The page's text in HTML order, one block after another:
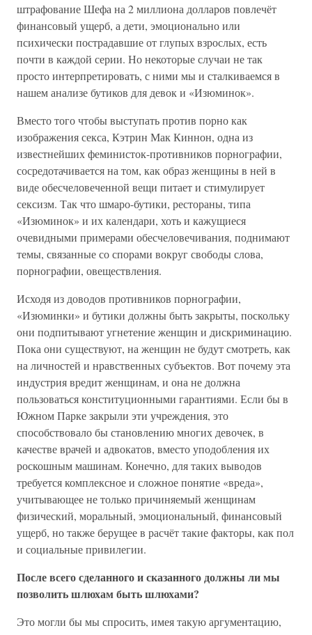
штрафование Шефа на 2 миллиона долларов повлечёт
финансовый ущерб, а дети, эмоционально или
психически пострадавшие от глупых взрослых, есть
почти в каждой серии. Но некоторые случаи не так
просто интерпретировать, с ними мы и сталкиваемся в
нашем анализе бутиков для девок и «Изюминок».
Вместо того чтобы выступать против порно как
изображения секса, Кэтрин Мак Киннон, одна из
известнейших феминисток-противников порнографии,
сосредотачивается на том, как образ женщины в ней в
виде обесчеловеченной вещи питает и стимулирует
сексизм. Так что шмаро-бутики, рестораны, типа
«Изюминок» и их календари, хоть и кажущиеся
очевидными примерами обесчеловечивания, поднимают
темы, связанные со спорами вокруг свободы слова,
порнографии, овеществления.
Исходя из доводов противников порнографии,
«Изюминки» и бутики должны быть закрыты, поскольку
они подпитывают угнетение женщин и дискриминацию.
Пока они существуют, на женщин не будут смотреть, как
на личностей и нравственных субъектов. Вот почему эта
индустрия вредит женщинам, и она не должна
пользоваться конституционными гарантиями. Если бы в
Южном Парке закрыли эти учреждения, это
способствовало бы становлению многих девочек, в
качестве врачей и адвокатов, вместо уподобления их
роскошным машинам. Конечно, для таких выводов
требуется комплексное и сложное понятие «вреда»,
учитывающее не только причиняемый женщинам
физический, моральный, эмоциональный, финансовый
ущерб, но также берущее в расчёт такие факторы, как пол
и социальные привилегии.
После всего сделанного и сказанного должны ли мы
позволить шлюхам быть шлюхами?
Это могли бы мы спросить, имея такую аргументацию,